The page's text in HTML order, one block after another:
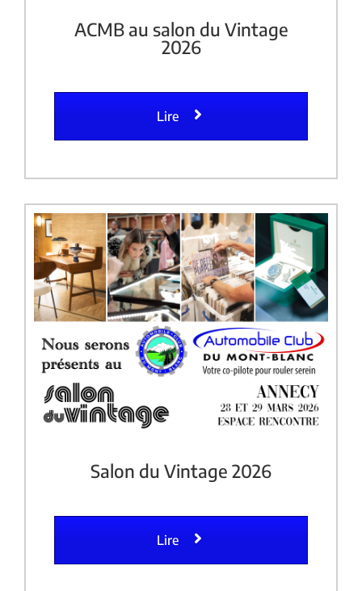
ACMB au salon du Vintage
2026
Lire
Salon du Vintage 2026
Lire